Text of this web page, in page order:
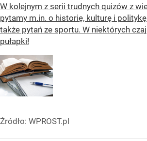
W kolejnym z serii trudnych quizów z
pytamy m.in. o historię, kulturę i
także pytań ze sportu. W niektórych
pułapki!
Źródło: WPROST.pl